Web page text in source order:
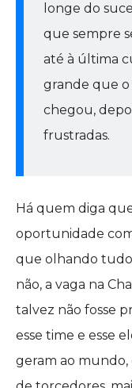
longe do
que sempre
até à última
grande que
chegou,
frustradas.
Há quem diga
oportunidade
que olhando
não, a vaga na
talvez não fosse
esse time e esse
geram ao mundo,